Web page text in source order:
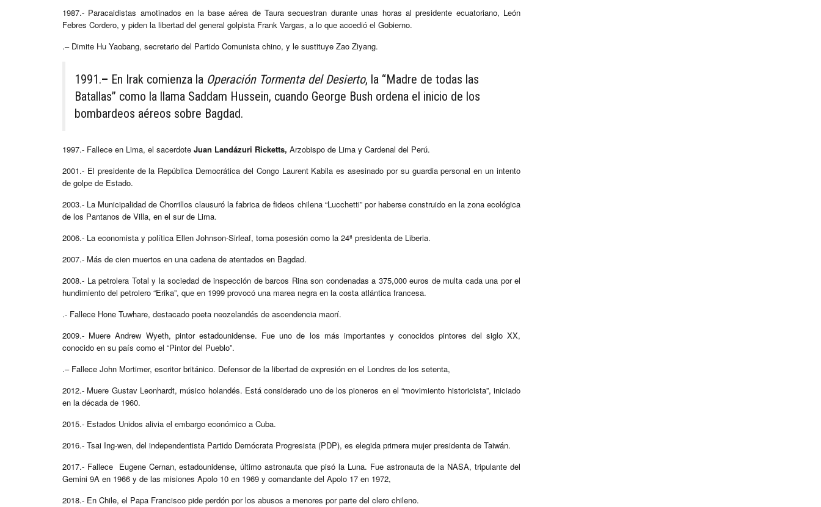
1987.- Paracaidistas amotinados en la base aérea de Taura secuestran durante unas horas al presidente ecuatoriano, León
Febres Cordero, y piden la libertad del general golpista Frank Vargas, a lo que accedió el Gobierno.
.– Dimite Hu Yaobang, secretario del Partido Comunista chino, y le sustituye Zao Ziyang.
1991.– En Irak comienza la Operación Tormenta del Desierto, la “Madre de todas las
Batallas” como la llama Saddam Hussein, cuando George Bush ordena el inicio de los
bombardeos aéreos sobre Bagdad.
1997.- Fallece en Lima, el sacerdote Juan Landázuri Ricketts, Arzobispo de Lima y Cardenal del Perú.
2001.- El presidente de la República Democrática del Congo Laurent Kabila es asesinado por su guardia personal en un intento
de golpe de Estado.
2003.- La Municipalidad de Chorrillos clausuró la fabrica de fideos chilena “Lucchetti” por haberse construido en la zona ecológica
de los Pantanos de Villa, en el sur de Lima.
2006.- La economista y política Ellen Johnson-Sirleaf, toma posesión como la 24ª presidenta de Liberia.
2007.- Más de cien muertos en una cadena de atentados en Bagdad.
2008.- La petrolera Total y la sociedad de inspección de barcos Rina son condenadas a 375,000 euros de multa cada una por el
hundimiento del petrolero “Erika”, que en 1999 provocó una marea negra en la costa atlántica francesa.
.- Fallece Hone Tuwhare, destacado poeta neozelandés de ascendencia maorí.
2009.- Muere Andrew Wyeth, pintor estadounidense. Fue uno de los más importantes y conocidos pintores del siglo XX,
conocido en su país como el “Pintor del Pueblo”.
.– Fallece John Mortimer, escritor británico. Defensor de la libertad de expresión en el Londres de los setenta,
2012.- Muere Gustav Leonhardt, músico holandés. Está considerado uno de los pioneros en el “movimiento historicista”, iniciado
en la década de 1960.
2015.- Estados Unidos alivia el embargo económico a Cuba.
2016.- Tsai Ing-wen, del independentista Partido Demócrata Progresista (PDP), es elegida primera mujer presidenta de Taiwán.
2017.- Fallece Eugene Cernan, estadounidense, último astronauta que pisó la Luna. Fue astronauta de la NASA, tripulante del
Gemini 9A en 1966 y de las misiones Apolo 10 en 1969 y comandante del Apolo 17 en 1972,
2018.- En Chile, el Papa Francisco pide perdón por los abusos a menores por parte del clero chileno.